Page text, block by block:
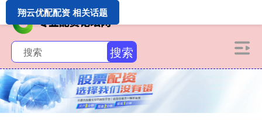
搜索
翔云优配配资 相关话题